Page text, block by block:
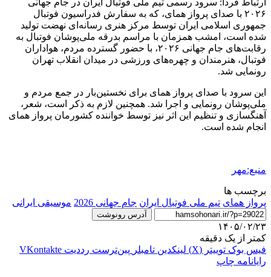
۲۰۲۶ با صدای پرواز همای، که به سفارش فدراسیون فوتبال
جمهوری اسلامی ایران توسط مرکز هنری رسانه‌ای نهضت تولید
شده است، امشب همزمان با مراسم بدرقه ملی‌پوشان فوتبال به
رقابت‌های جام جهانی ۲۰۲۶، با حضور گسترده مردم، هواداران
فوتبال، هنرمندان و چهره‌های ورزشی در میدان انقلاب تهران
رونمایی شد.
این سرود با صدای پرواز همای برای نخستین‌بار در جمع مردم و
ملی‌پوشان رونمایی و اجرا شد. همچنین لازم به ذکر است، شعر،
آهنگسازی و تنظیم این اثر نیز توسط خواننده کشورمان پرواز همای
انجام شده است.
منبع:مهر
برچسب ها
پرواز همای تیم ملی فوتبال ایران جام جهانی 2026 موسیقی ایرانی
آدرس رونوشت
۱۴۰۵/۰۲/۲۳
کمتر از یک دقیقه
فیس بوک توییتر (X) لینکدین ‫تامبلر ‫پین‌ترست ‫رددیت ‫VKontakte
رایانامه چاپ